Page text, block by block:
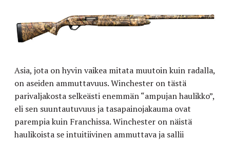
Asia, jota on hyvin vaikea mitata muutoin kuin radalla,
on aseiden ammuttavuus. Winchester on tästä
parivaljakosta selkeästi enemmän “ampujan haulikko”,
eli sen suuntautuvuus ja tasapainojakauma ovat
parempia kuin Franchissa. Winchester on näistä
haulikoista se intuitiivinen ammuttava ja sallii